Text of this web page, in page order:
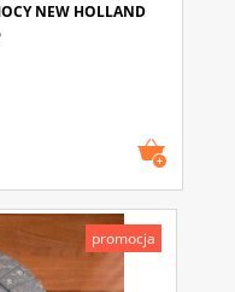
NEW HOLLAND
promocja